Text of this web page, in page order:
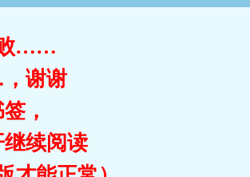
败……
谢谢
，
续阅读